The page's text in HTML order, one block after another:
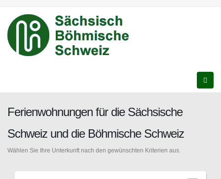
Ferienwohnungen für die Sächsische
Schweiz und die Böhmische Schweiz
Wählen Sie Ihre Unterkunft nach den gewünschten Kriterien aus.